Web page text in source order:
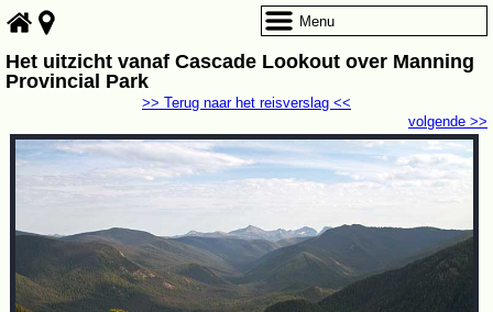
Het uitzicht vanaf Cascade Lookout over Manning
Provincial Park
volgende >>
>> Terug naar het reisverslag <<
Menu